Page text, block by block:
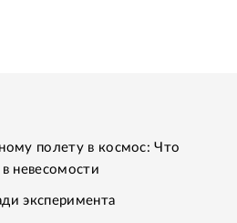
полету в космос: Что
невесомости
эксперимента